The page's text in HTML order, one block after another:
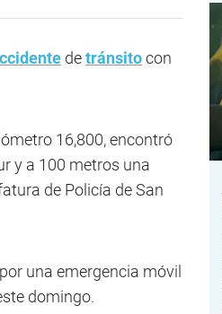
detránsitocon
16,800, encontró
y a 100 metros una
de Policía de San
una emergencia móvil
domingo.